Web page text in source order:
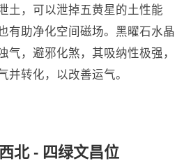
土，可以泄掉五黄星的土性能
有助净化空间磁场。黑曜石水晶
气，避邪化煞，其吸纳性极强，
并转化，以改善运气。
北 - 四绿文昌位